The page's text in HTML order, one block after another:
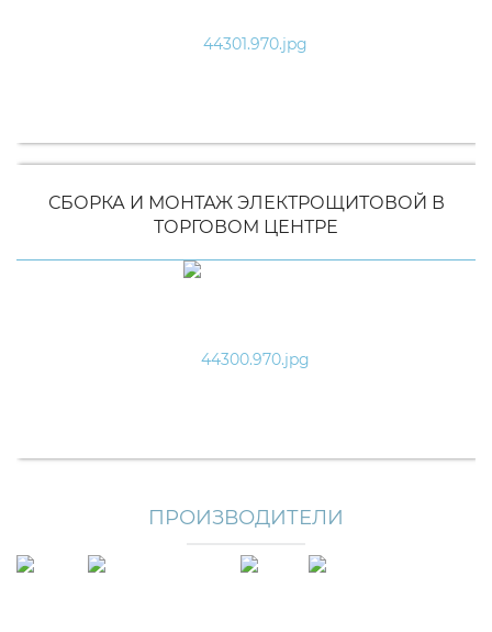
СБОРКА И МОНТАЖ ЭЛЕКТРОЩИТОВОЙ В
ТОРГОВОМ ЦЕНТРЕ
ПРОИЗВОДИТЕЛИ